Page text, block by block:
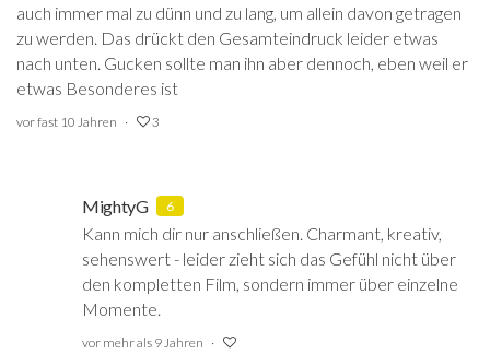
auch immer mal zu dünn und zu lang, um allein davon getragen
zu werden. Das drückt den Gesamteindruck leider etwas
nach unten. Gucken sollte man ihn aber dennoch, eben weil er
etwas Besonderes ist
vor fast 10 Jahren 3
MightyG 6
Kann mich dir nur anschließen. Charmant, kreativ,
sehenswert - leider zieht sich das Gefühl nicht über
den kompletten Film, sondern immer über einzelne
Momente.
vor mehr als 9 Jahren